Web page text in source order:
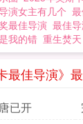
演女主有几个
最佳导演 最佳
我的错 重生焚天
最佳导演》
已开